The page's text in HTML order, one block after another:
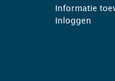
Informatie
Inloggen